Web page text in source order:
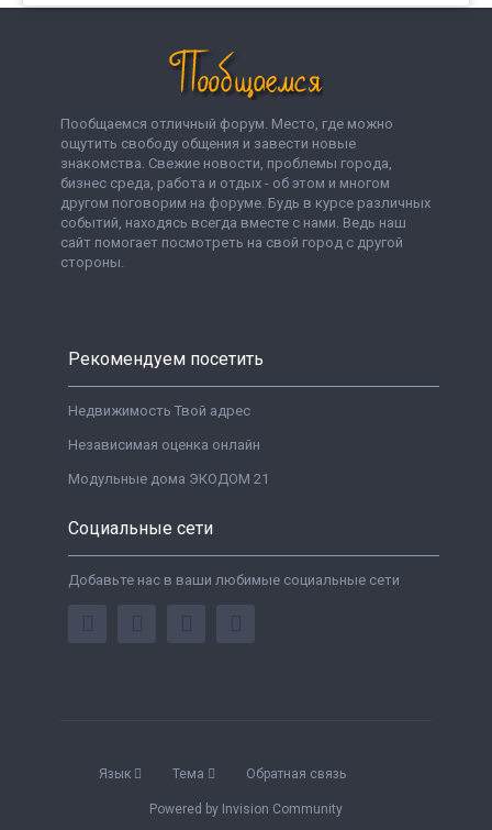
Пообщаемся отличный форум. Место, где можно
ощутить свободу общения и завести новые
знакомства. Свежие новости, проблемы города,
бизнес среда, работа и отдых - об этом и многом
другом поговорим на форуме. Будь в курсе различных
событий, находясь всегда вместе с нами. Ведь наш
сайт помогает посмотреть на свой город с другой
стороны.
Рекомендуем посетить
Недвижимость Твой адрес
Независимая оценка онлайн
Модульные дома ЭКОДОМ 21
Социальные сети
Добавьте нас в ваши любимые социальные сети
Язык Тема Обратная связь
Powered by Invision Community